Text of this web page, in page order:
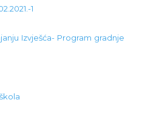
1
Izvješća- Program gradnje